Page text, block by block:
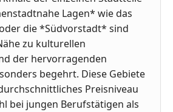
Lagen* wie das
die *Südvorstadt* sind
zu kulturellen
der hervorragenden
begehrt. Diese Gebiete
Preisniveau
bei jungen Berufstätigen als